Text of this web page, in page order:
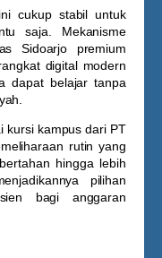
cukup stabil untuk
saja. Mekanisme
Sidoarjo premium
digital modern
dapat belajar tanpa
kursi kampus dari PT
rutin yang
hingga lebih
pilihan
bagi anggaran